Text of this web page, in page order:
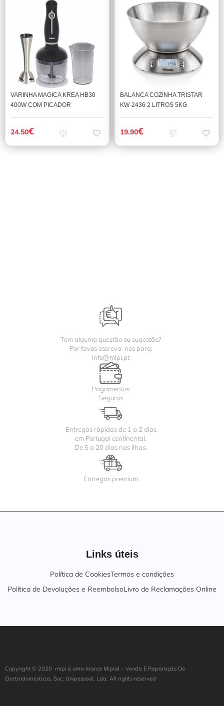
VARINHA MAGICA KREA HB30
400W COM PICADOR
24.50€
BALANCA COZINHA TRISTAR
KW-2436 2 LITROS 5KG
19.90€
Tem alguma questão ou sugestão?
Por favos escreva-nos para:
info@mipi.pt
Pagamentos
Seguros
Entregas rápidas de 1 a 2 dias
em Portugal continental.
De 5 a 20 dias nas ilhas.
Entregas premium
Links úteis
Política de CookiesTermos e condições
Política de Devoluções e ReembolsoLivro de Reclamações Online
Copyright © 2020 mipi é uma marca Mipial – Venda E Reparação De
Electrodomésticos, Soc. Unipessoal, Lda. All rights reserved